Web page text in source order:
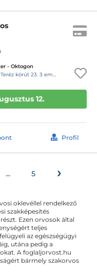
- Oktogon
körút 23. 3 em. 11. ajtó
12.
Profil
... 5 ›
oklevéllel rendelkező
szakképesítés
Ezen orvosok által
teljes
az egészségügyi
utána pedig a
A foglaljorvost.hu
bármely szakorvos